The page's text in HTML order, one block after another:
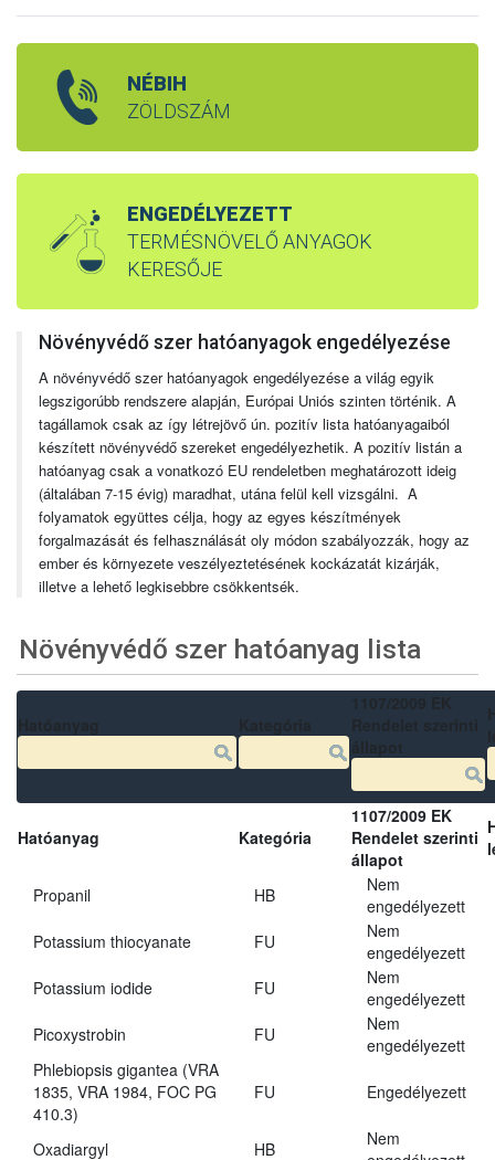
NÉBIH
ZÖLDSZÁM
ENGEDÉLYEZETT
TERMÉSNÖVELŐ ANYAGOK
KERESŐJE
Növényvédő szer hatóanyagok engedélyezése
A növényvédő szer hatóanyagok engedélyezése a világ egyik
legszigorúbb rendszere alapján, Európai Uniós szinten történik. A
tagállamok csak az így létrejövő ún. pozitív lista hatóanyagaiból
készített növényvédő szereket engedélyezhetik. A pozitív listán a
hatóanyag csak a vonatkozó EU rendeletben meghatározott ideig
(általában 7-15 évig) maradhat, utána felül kell vizsgálni. A
folyamatok együttes célja, hogy az egyes készítmények
forgalmazását és felhasználását oly módon szabályozzák, hogy az
ember és környezete veszélyeztetésének kockázatát kizárják,
illetve a lehető legkisebbre csökkentsék.
Növényvédő szer hatóanyag lista
Hatóanyag Kategória
1107/2009 EK
Rendelet szerinti
állapot
Propanil HB
Nem
engedélyezett
Potassium thiocyanate
FU
Nem
engedélyezett
Potassium iodide
FU
Nem
engedélyezett
Picoxystrobin
FU
Nem
engedélyezett
Phlebiopsis gigantea (VRA
1835, VRA 1984, FOC PG
410.3)
FU Engedélyezett
Oxadiargyl HB
Nem